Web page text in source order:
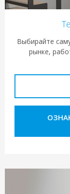
Выбирайте
рынке,